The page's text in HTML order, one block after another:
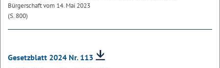
Bürgerschaft vom 14. Mai 2023
(S. 800)
Gesetzblatt 2024 Nr. 113